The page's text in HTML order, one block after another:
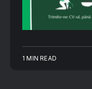
1 MIN READ